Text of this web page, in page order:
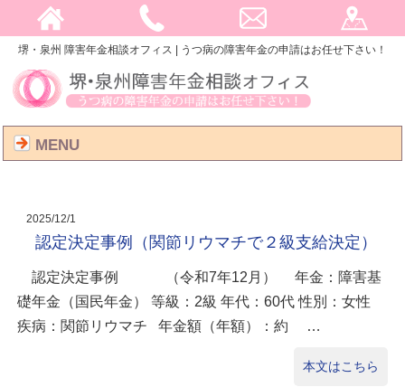
堺・泉州 障害年金相談オフィス | うつ病の障害年金の申請はお任せ下さい！
MENU
2025/12/1
認定決定事例（関節リウマチで２級支給決定）
認定決定事例 （令和7年12月） 年金：障害基
礎年金（国民年金） 等級：2級 年代：60代 性別：女性
疾病：関節リウマチ 年金額（年額）：約 …
本文はこちら